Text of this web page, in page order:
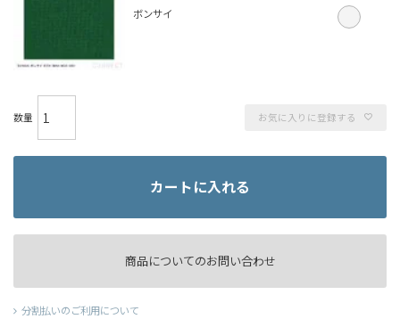
ボンサイ
お気に入りに登録する
カートに入れる
商品についてのお問い合わせ
分割払いのご利用について